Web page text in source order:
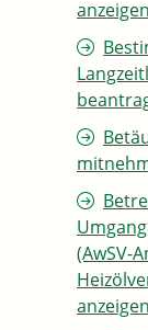
anzeigen
(AwSV-
anzeigen